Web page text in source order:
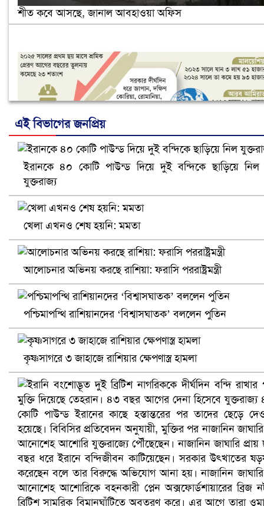
শীত কবে আসছে, জানাল আবহাওয়া অফিস
নানা সংকটে রিক্রুটিং এজেন্সি, হুমকির মুখে শ্রম রপ্তানি
খুলনায় বিএনপি অফিসে গুলি-বোমা হামলা, নিহত ১
এই বিভাগের জনপ্রিয়
ইরানকে ৪০ কোটি পাউন্ড দিয়ে দুই বন্দিকে ছাড়িয়ে নিল
যুক্তরাজ্য
খেলা এখনও শেষ হয়নি: মমতা
আলোচনার অভিনয় করছে রাশিয়া: ফরাসি পররাষ্ট্রমন্ত্রী
পশ্চিমাপন্থি রাশিয়ানদের ‘বিশ্বাসঘাতক’ বললেন পুতিন
কৃষ্ণসাগরে ৩ জাহাজে রাশিয়ার ক্ষেপণাস্ত্র হামলা